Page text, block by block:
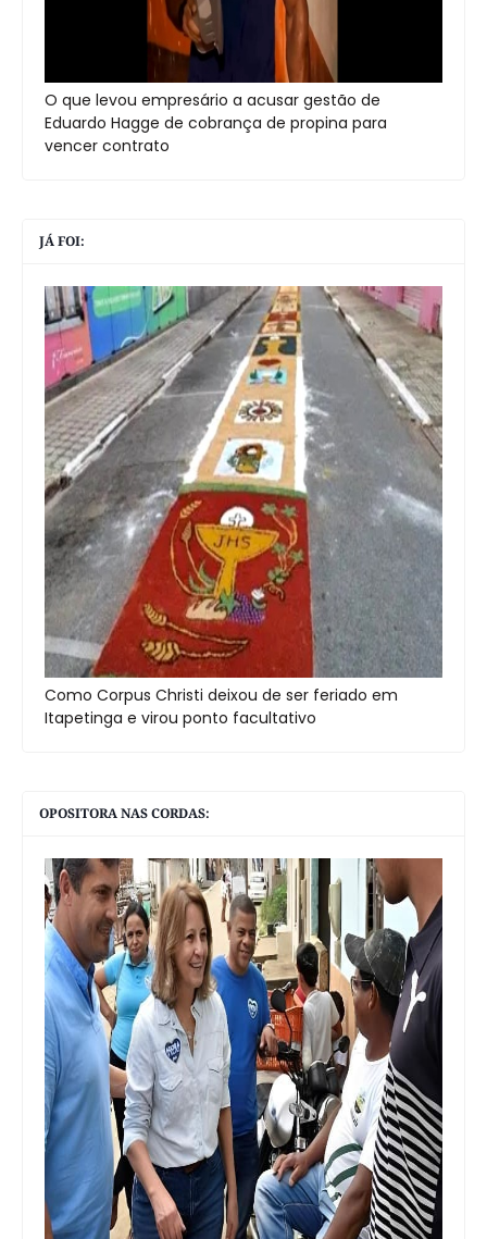
O que levou empresário a acusar gestão de
Eduardo Hagge de cobrança de propina para
vencer contrato
JÁ FOI:
Como Corpus Christi deixou de ser feriado em
Itapetinga e virou ponto facultativo
OPOSITORA NAS CORDAS: